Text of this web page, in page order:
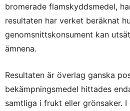
bromerade flamskyddsmedel,
resultaten har verket beräknat
genomsnittskonsument kan
ämnena.
Resultaten är överlag ganska
bekämpningsmedel hittades
samtliga i frukt eller grönsaker. I